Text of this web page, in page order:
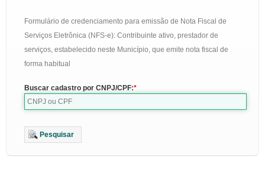
Formulário de credenciamento para emissão de Nota Fiscal de
Serviços Eletrônica (NFS-e): Contribuinte ativo, prestador de
serviços, estabelecido neste Município, que emite nota fiscal de
forma habitual
Buscar cadastro por CNPJ/CPF:
Pesquisar